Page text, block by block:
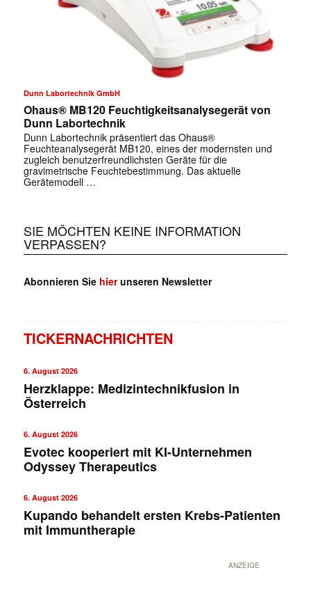
Dunn Labortechnik GmbH
Ohaus® MB120 Feuchtigkeitsanalysegerät von
Dunn Labortechnik
Dunn Labortechnik präsentiert das Ohaus®
Feuchteanalysegerät MB120, eines der modernsten und
zugleich benutzerfreundlichsten Geräte für die
gravimetrische Feuchtebestimmung. Das aktuelle
Gerätemodell …
SIE MÖCHTEN KEINE INFORMATION
VERPASSEN?
Abonnieren Sie hierunseren Newsletter
TICKERNACHRICHTEN
6. August 2026
Herzklappe: Medizintechnikfusion in
Österreich
6. August 2026
Evotec kooperiert mit KI-Unternehmen
Odyssey Therapeutics
6. August 2026
Kupando behandelt ersten Krebs-Patienten
mit Immuntherapie
ANZEIGE